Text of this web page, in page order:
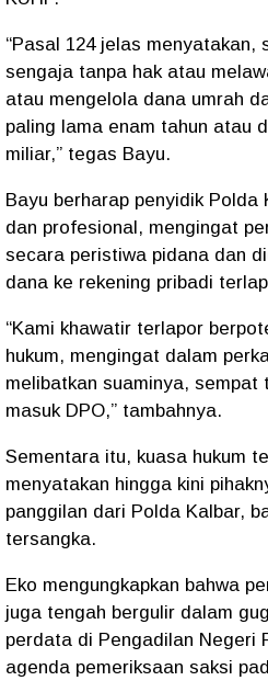
“Pasal 124 jelas menyatakan,
sengaja tanpa hak atau
atau mengelola dana umrah
paling lama enam tahun atau
miliar,” tegas Bayu.
Bayu berharap penyidik
dan profesional, mengingat
secara peristiwa pidana dan
dana ke rekening pribadi
“Kami khawatir terlapor
hukum, mengingat dalam
melibatkan suaminya, sempat
masuk DPO,” tambahnya.
Sementara itu, kuasa hukum
menyatakan hingga kini
panggilan dari Polda Kalbar,
tersangka.
Eko mengungkapkan bahwa
juga tengah bergulir dalam
perdata di Pengadilan Negeri
agenda pemeriksaan saksi